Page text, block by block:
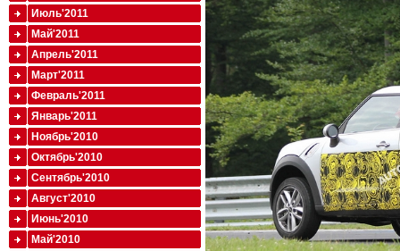
Июль'2011
Май'2011
Апрель'2011
Март'2011
Февраль'2011
Январь'2011
Ноябрь'2010
Октябрь'2010
Сентябрь'2010
Август'2010
Июнь'2010
Май'2010